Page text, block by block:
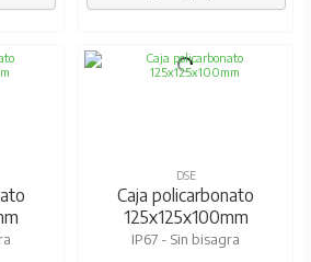
DSE
Caja policarbonato
125x125x100mm
IP67 - Sin bisagra